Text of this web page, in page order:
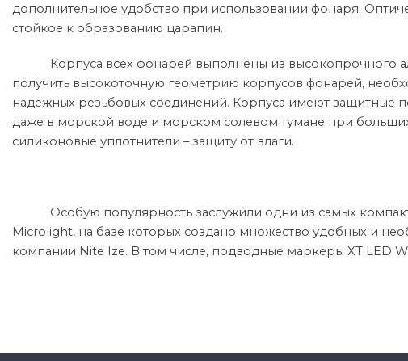
дополнительное удобство при использовании фонаря.
стойкое к образованию царапин.
Корпуса всех фонарей выполнены из высокопрочного
получить высокоточную геометрию корпусов фонарей,
надежных резьбовых соединений. Корпуса имеют
даже в морской воде и морском солевом тумане при
силиконовые уплотнители – защиту от влаги.
Особую популярность заслужили одни из самых
Microlight, на базе которых создано множество удобных и
компании Nite Ize. В том числе, подводные маркеры XT LED